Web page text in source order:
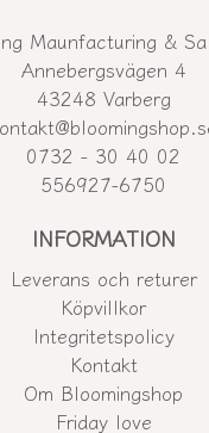
Maunfacturing &
Annebergsvägen 4
43248 Varberg
0732 - 30 40 02
556927-6750
INFORMATION
Leverans och returer
Köpvillkor
Integritetspolicy
Kontakt
Om Bloomingshop
Friday love